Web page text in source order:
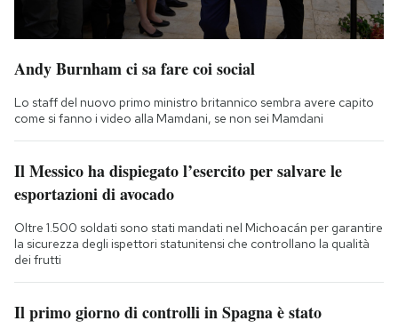
Andy Burnham ci sa fare coi social
Lo staff del nuovo primo ministro britannico sembra avere capito
come si fanno i video alla Mamdani, se non sei Mamdani
Il Messico ha dispiegato l’esercito per salvare le
esportazioni di avocado
Oltre 1.500 soldati sono stati mandati nel Michoacán per garantire
la sicurezza degli ispettori statunitensi che controllano la qualità
dei frutti
Il primo giorno di controlli in Spagna è stato